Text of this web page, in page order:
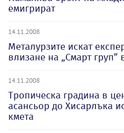
емигрират
14.11.2008
Металурзите искат
влизане на „Смарт груп”
14.11.2008
Тропическа градина в
асансьор до Хисарлъка
кмета